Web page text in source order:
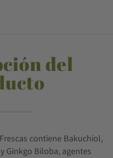
del
contiene Bakuchiol,
Ginkgo Biloba, agentes